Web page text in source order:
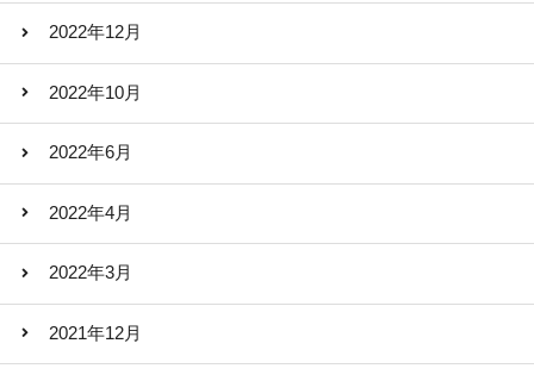
2022年12月
2022年10月
2022年6月
2022年4月
2022年3月
2021年12月